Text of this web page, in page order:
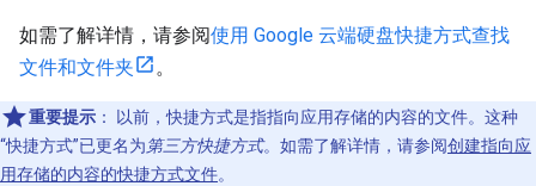
如需了解详情，请参阅使用 Google 云端硬盘快捷方式查找
文件和文件夹
。
重要提示 ：
以前，快捷方式是指指向应用存储的内容的文件。这种
“快捷方式”已更名为第三方快捷方式。如需了解详情，请参阅创建指向应
用存储的内容的快捷方式文件。